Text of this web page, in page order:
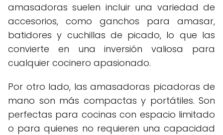
amasadoras suelen incluir una variedad de
accesorios, como ganchos para amasar,
batidores y cuchillas de picado, lo que las
convierte en una inversión valiosa para
cualquier cocinero apasionado.
Por otro lado, las amasadoras picadoras de
mano son más compactas y portátiles. Son
perfectas para cocinas con espacio limitado
o para quienes no requieren una capacidad